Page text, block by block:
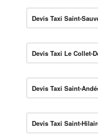
Devis Taxi Saint-
Devis Taxi Le Collet-
Devis Taxi Saint-
Devis Taxi Saint-